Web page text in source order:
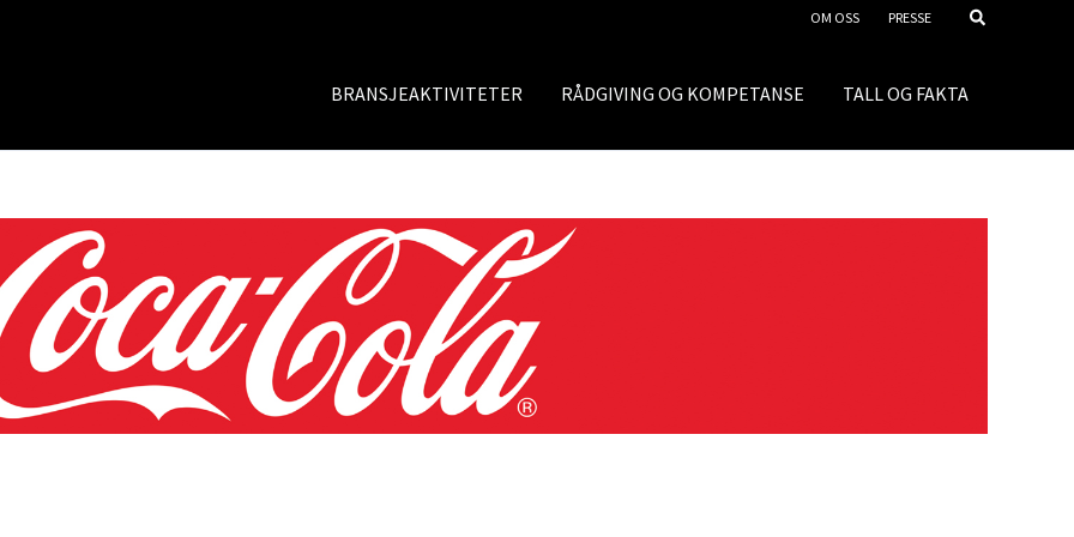
OM OSS PRESSE
BRANSJEAKTIVITETER RÅDGIVING OG KOMPETANSE TALL OG FAKTA